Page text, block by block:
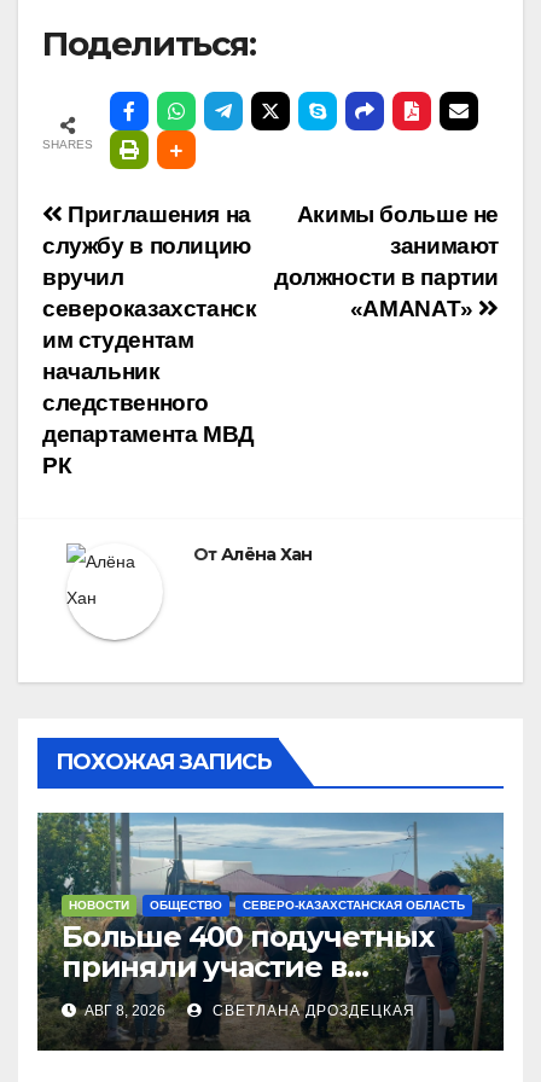
Поделиться:
SHARES
Навигация
по
записям
Акимы больше не
занимают
должности в партии
«AMANAT»
Приглашения на
службу в полицию
вручил
североказахстанск
им студентам
начальник
следственного
департамента МВД
РК
ОтАлёна Хан
ПОХОЖАЯ ЗАПИСЬ
НОВОСТИ ОБЩЕСТВО СЕВЕРО-КАЗАХСТАНСКАЯ ОБЛАСТЬ
Больше 400 подучетных
приняли участие в
экоакции в СКО
АВГ 8, 2026 СВЕТЛАНА ДРОЗДЕЦКАЯ